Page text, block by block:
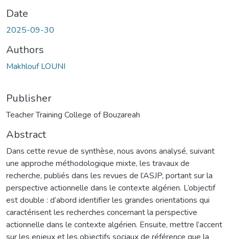
Date
2025-09-30
Authors
Makhlouf LOUNI
Publisher
Teacher Training College of Bouzareah
Abstract
Dans cette revue de synthèse, nous avons analysé, suivant
une approche méthodologique mixte, les travaux de
recherche, publiés dans les revues de l’ASJP, portant sur la
perspective actionnelle dans le contexte algérien. L’objectif
est double : d’abord identifier les grandes orientations qui
caractérisent les recherches concernant la perspective
actionnelle dans le contexte algérien. Ensuite, mettre l’accent